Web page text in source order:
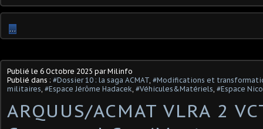
…
Publié le 6 Octobre 2025 par Milinfo
Publié dans : #Dossier 10 : la saga ACMAT, #Modifications et
militaires, #Espace Jérôme Hadacek, #Véhicules&Matériels, #Espace
ARQUUS/ACMAT VLRA 2